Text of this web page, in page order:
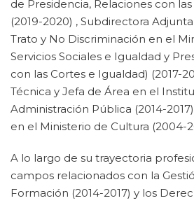
de Presidencia, Relaciones con
(2019-2020) , Subdirectora
Trato y No Discriminación en el
Servicios Sociales e Igualdad y
con las Cortes e Igualdad) (2017-
Técnica y Jefa de Área en el
Administración Pública (2014-
en el Ministerio de Cultura (2004-
A lo largo de su trayectoria
campos relacionados con la
Formación (2014-2017) y los